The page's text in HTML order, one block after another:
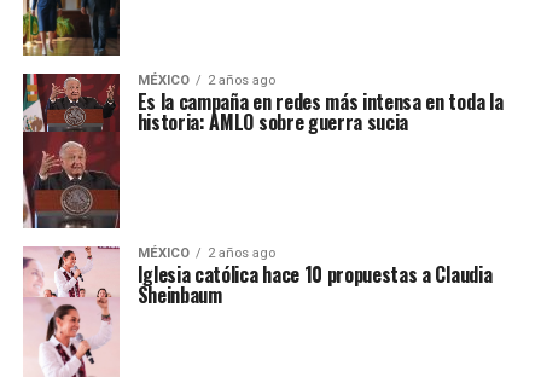
MÉXICO 2 años ago
Es la campaña en redes más intensa en toda la
historia: AMLO sobre guerra sucia
MÉXICO 2 años ago
Iglesia católica hace 10 propuestas a Claudia
Sheinbaum